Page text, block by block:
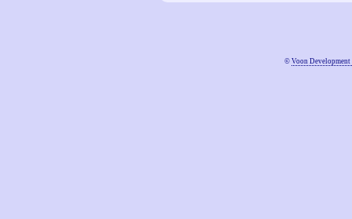
© Voon Development